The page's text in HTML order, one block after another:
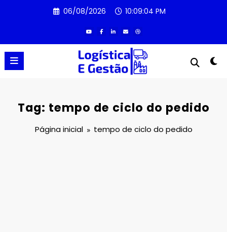
06/08/2026 10:09:04 PM
Tag: tempo de ciclo do pedido
Página inicial tempo de ciclo do pedido